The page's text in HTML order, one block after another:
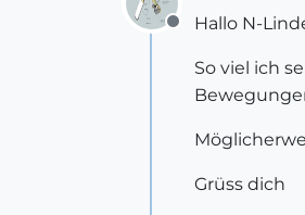
Offline
Hallo N-
So viel ich
Grüss dich